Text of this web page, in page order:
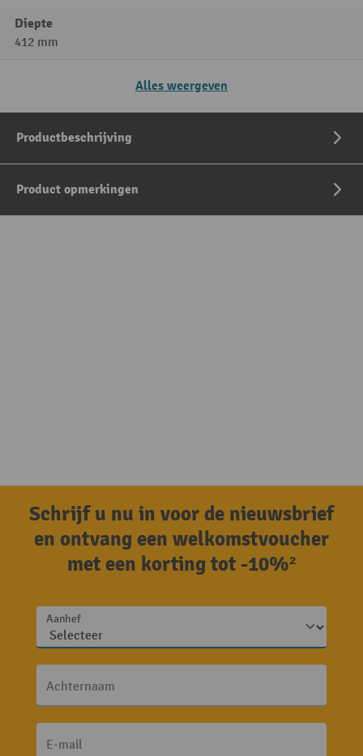
Diepte
412 mm
Alles weergeven
Productbeschrijving
Product opmerkingen
Schrijf u nu in voor de nieuwsbrief
en ontvang een welkomstvoucher
met een korting tot -10%²
Aanhef
Achternaam
E-mail